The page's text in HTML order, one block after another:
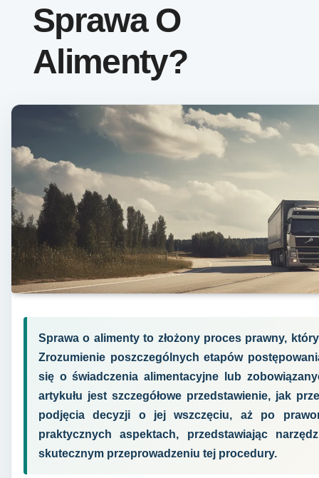
Sprawa O
Alimenty?
Sprawa o alimenty to złożony proces prawny,
Zrozumienie poszczególnych etapów
się o świadczenia alimentacyjne lub
artykułu jest szczegółowe przedstawienie, jak
podjęcia decyzji o jej wszczęciu, aż po
praktycznych aspektach, przedstawiając
skutecznym przeprowadzeniu tej procedury.